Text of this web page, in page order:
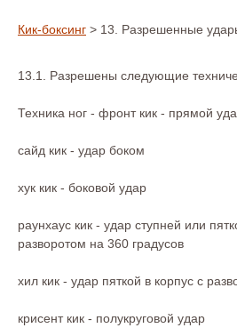
Кик-боксинг > 13. Разрешенные
13.1. Разрешены следующие
Техника ног - фронт кик - прямой
сайд кик - удар боком
хук кик - боковой удар
раунхаус кик - удар ступней или
разворотом на 360 градусов
хил кик - удар пяткой в корпус с
крисент кик - полукруговой удар